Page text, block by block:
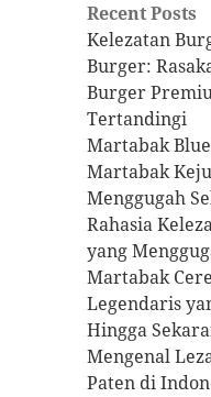
Recent Posts
Kelezatan
Burger:
Burger
Tertandingi
Martabak
Martabak
Menggugah
Rahasia
yang
Martabak
Legendaris
Hingga
Mengenal
Paten di